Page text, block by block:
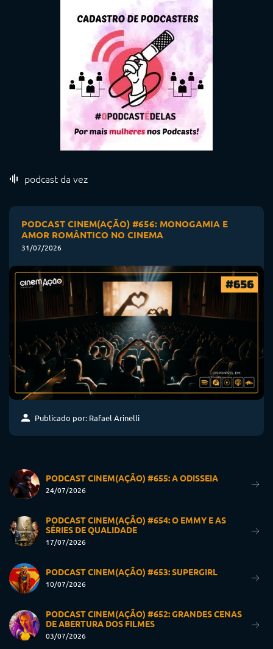
podcast da vez
PODCAST CINEM(AÇÃO) #656: MONOGAMIA E
AMOR ROMÂNTICO NO CINEMA
31/07/2026
Publicado por: Rafael Arinelli
PODCAST CINEM(AÇÃO) #655: A ODISSEIA
24/07/2026
PODCAST CINEM(AÇÃO) #654: O EMMY E AS
SÉRIES DE QUALIDADE
17/07/2026
PODCAST CINEM(AÇÃO) #653: SUPERGIRL
10/07/2026
PODCAST CINEM(AÇÃO) #652: GRANDES CENAS
DE ABERTURA DOS FILMES
03/07/2026